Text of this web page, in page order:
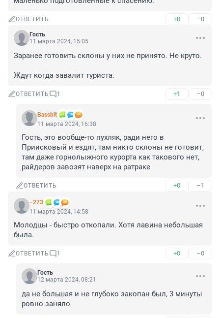
ОТВЕТИТЬ +0 –0
Гость
11 марта 2024, 15:05
Заранее готовить склоны у них не принято. Не круто.
Ждут когда завалит туриста.
ОТВЕТИТЬ 1 +1 –0
Bassbit
11 марта 2024, 16:38
Гость, это вообще-то пухляк, ради него в
Приисковый и ездят, там никто склоны не готовит,
там даже горнолыжного курорта как такового нет,
райдеров завозят наверх на ратраке
ОТВЕТИТЬ +0 –1
−273
11 марта 2024, 14:58
Молодцы - быстро откопали. Хотя лавина небольшая
была.
ОТВЕТИТЬ 1 +0 –0
Гость
12 марта 2024, 08:21
да не большая и не глубоко закопан был, 3 минуты
ровно заняло